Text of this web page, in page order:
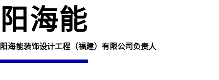
阳海能
阳海能装饰设计工程（福建）有限公司负责人